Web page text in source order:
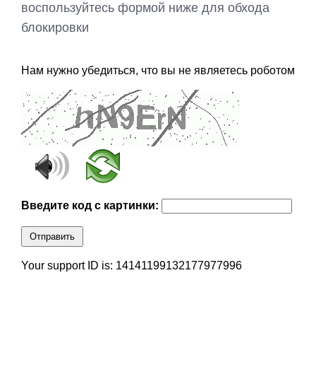
воспользуйтесь формой ниже для обхода
блокировки
Нам нужно убедиться, что вы не являетесь роботом
Введите код с картинки:
Отправить
Your support ID is: 14141199132177977996